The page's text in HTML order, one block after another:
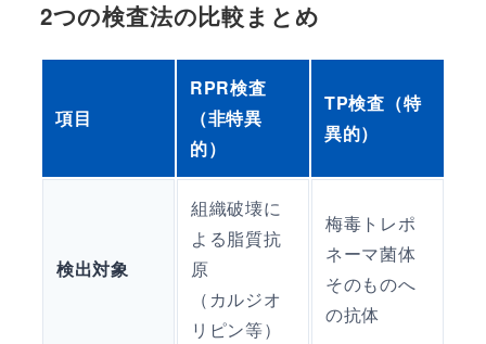
2つの検査法の比較まとめ
項目
RPR検査
（非特異
的）
TP検査（特
異的）
検出対象
組織破壊に
よる脂質抗
原
（カルジオ
リピン等）
梅毒トレポ
ネーマ菌体
そのものへ
の抗体